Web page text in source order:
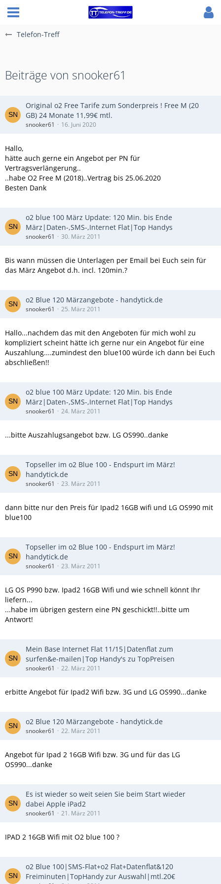
Telefon-Treff
Beiträge von snooker61
Original o2 Free Tarife zum Sonderpreis ! Free M (20
GB) 24 Monate 11,99€ mtl.
snooker61 16. Juni 2020
Hallo,
hätte auch gerne ein Angebot per PN für
Vertragsverlängerung..
..habe O2 Free M (2018)..Vertrag bis 25.06.2020
Besten Dank
o2 blue 100 März Update: 120 Min. bis Ende
März|Daten-,SMS-,Internet Flat|Top Handys
snooker61 30. März 2011
Bis wann müssen die Unterlagen per Email bei Euch sein für
das März Angebot d.h. incl. 120min.?
o2 Blue 120 Märzangebote - handytick.de
snooker61 25. März 2011
Hallo...nachdem das mit den Angeboten für mich wohl zu
kompliziert scheint hätte ich gerne nur ein Angebot für eine
Auszahlung....zumindest den blue100 würde ich dann bei Euch
abschließen!!
o2 blue 100 März Update: 120 Min. bis Ende
März|Daten-,SMS-,Internet Flat|Top Handys
snooker61 24. März 2011
...bitte Auszahlugsangebot bzw. LG OS990..danke
Topseller im o2 Blue 100 - Endspurt im März!
handytick.de
snooker61 23. März 2011
dann bitte nur den Preis für Ipad2 16GB wifi und LG OS990 mit
blue100
Topseller im o2 Blue 100 - Endspurt im März!
handytick.de
snooker61 23. März 2011
LG OS P990 bzw. Ipad2 16GB Wifi und wie schnell könnt Ihr
liefern...
...habe im übrigen gestern eine PN geschickt!!..bitte um
Antwort!
Mein Base Internet Flat 11/15|Datenflat zum
surfen&e-mailen|Top Handy's zu TopPreisen
snooker61 22. März 2011
erbitte Angebot für Ipad2 Wifi bzw. 3G und LG OS990...danke
o2 Blue 120 Märzangebote - handytick.de
snooker61 22. März 2011
Angebot für Ipad 2 16GB Wifi bzw. 3G und für das LG
OS990...danke
Es ist wieder so weit seien Sie beim Start wieder
dabei Apple iPad2
snooker61 21. März 2011
IPAD 2 16GB Wifi mit O2 blue 100 ?
o2 Blue 100|SMS-Flat+o2 Flat+Datenflat&120
Freiminuten|TopHandy zur Auswahl|mtl.20€